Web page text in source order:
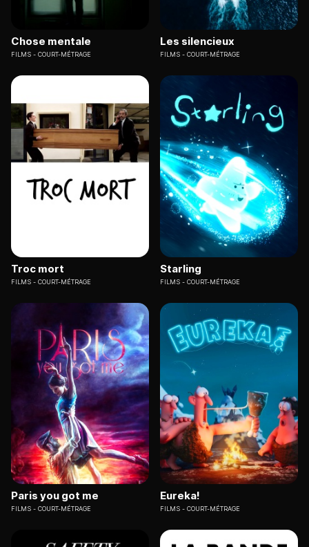
Chose mentale
FILMS COURT-MÉTRAGE
Les silencieux
FILMS COURT-MÉTRAGE
Troc mort
FILMS COURT-MÉTRAGE
Starling
FILMS COURT-MÉTRAGE
Paris you got me
FILMS COURT-MÉTRAGE
Eureka!
FILMS COURT-MÉTRAGE